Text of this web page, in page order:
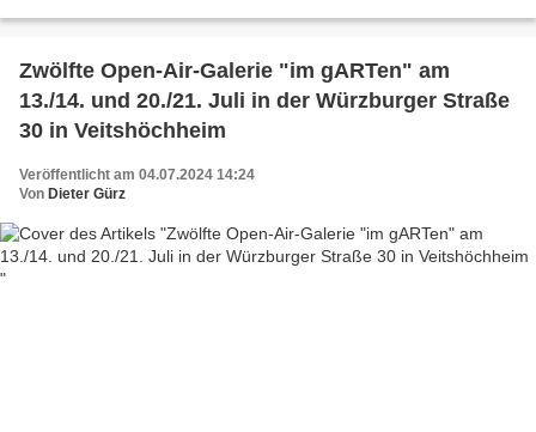
Zwölfte Open-Air-Galerie "im gARTen" am
13./14. und 20./21. Juli in der Würzburger Straße
30 in Veitshöchheim
Veröffentlicht am 04.07.2024 14:24
Von Dieter Gürz